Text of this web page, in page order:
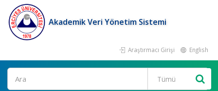
Akademik Veri Yönetim Sistemi
Araştırmacı Girişi English
Ara